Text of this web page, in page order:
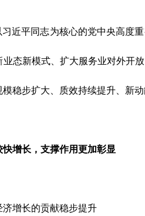
平同志为核心的党中央高度重
态新模式、扩大服务业对外开
稳步扩大、质效持续提升、新
增长，支撑作用更加彰显
增长的贡献稳步提升